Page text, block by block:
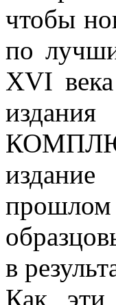
чтобы
по
XVI
издания
в
Как эти